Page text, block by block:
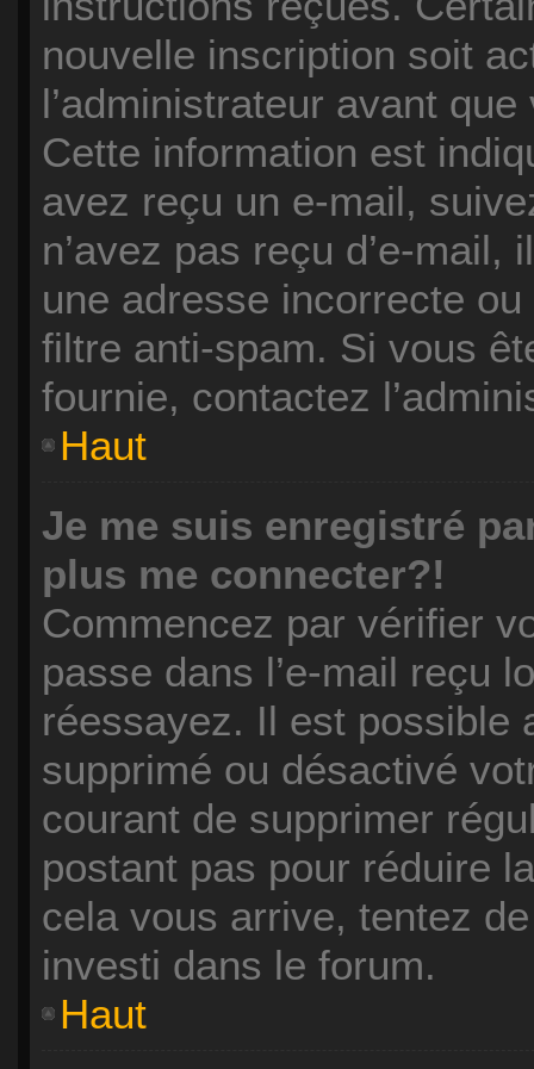
nouvelle inscription soit
l’administrateur avant
Cette information est
avez reçu un e-mail,
n’avez pas reçu d’e-
une adresse incorrecte
filtre anti-spam. Si vous
fournie, contactez
Haut
Je me suis enregistré
plus me connecter?!
Commencez par vérifier
passe dans l’e-mail reçu
réessayez. Il est possible
supprimé ou désactivé
courant de supprimer
postant pas pour réduire
cela vous arrive, tentez
investi dans le forum.
Haut